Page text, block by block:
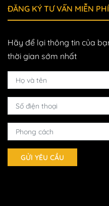
ĐĂNG KÝ TƯ VẤN MIỄN PHÍ
Hãy để lại thông tin của
thời gian sớm nhất
GỬI YÊU CẦU